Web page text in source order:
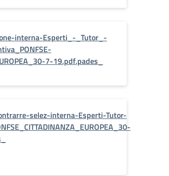
interna-Esperti_-_Tutor_-
7-19.pdf.pades_
selez-interna-Esperti-Tutor-